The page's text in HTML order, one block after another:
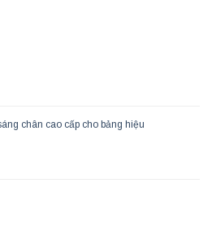
chân cao cấp cho bảng hiệu